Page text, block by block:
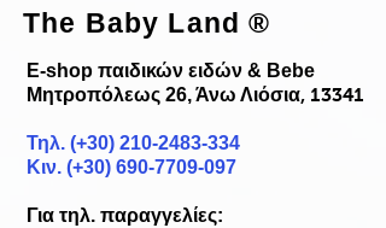
The Baby Land®
E-shop παιδικών ειδών & Bebe
Μητροπόλεως 26, Άνω Λιόσια, 13341
Τηλ. (+30) 210-2483-334
Κιν. (+30) 690-7709-097
Για τηλ. παραγγελίες: